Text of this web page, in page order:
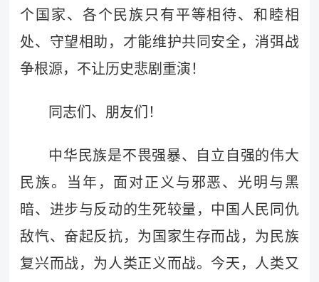
个国家、各个民族只有平等相待、和睦相
处、守望相助，才能维护共同安全，消弭战
争根源，不让历史悲剧重演！
同志们、朋友们！
中华民族是不畏强暴、自立自强的伟大
民族。当年，面对正义与邪恶、光明与黑
暗、进步与反动的生死较量，中国人民同仇
敌忾、奋起反抗，为国家生存而战，为民族
复兴而战，为人类正义而战。今天，人类又